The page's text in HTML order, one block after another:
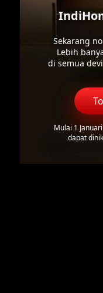
Sekarang
Lebih
di semua
Mulai 1
dapat